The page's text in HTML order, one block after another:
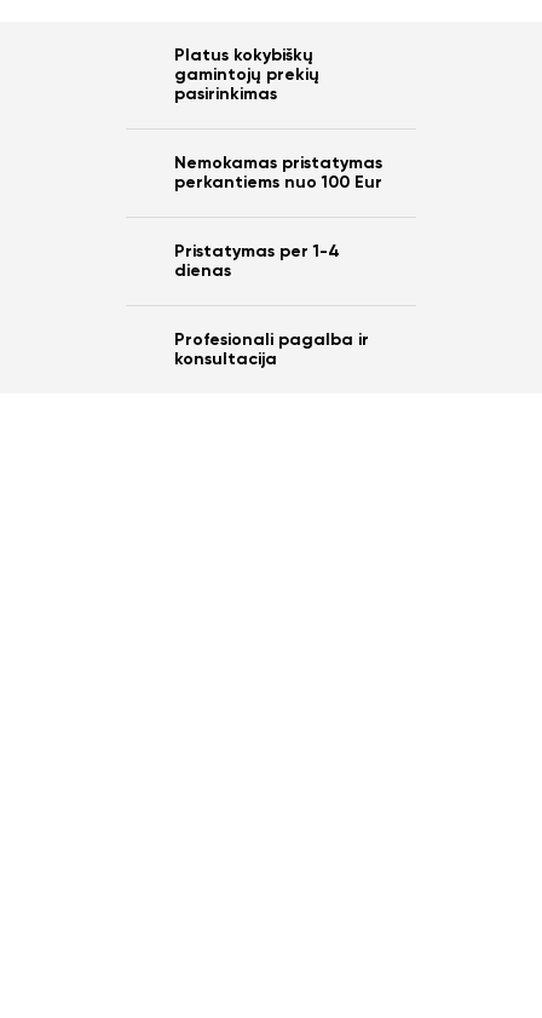
Platus kokybiškų
gamintojų prekių
pasirinkimas
Nemokamas pristatymas
perkantiems nuo 100 Eur
Pristatymas per 1-4
dienas
Profesionali pagalba ir
konsultacija